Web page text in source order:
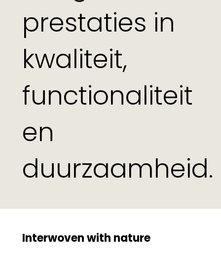
prestaties in
kwaliteit,
functionaliteit
en
duurzaamheid.
Interwoven with nature